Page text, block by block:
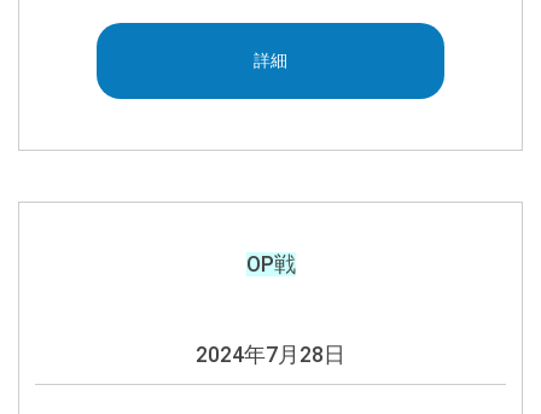
詳細
OP戦
2024年7月28日